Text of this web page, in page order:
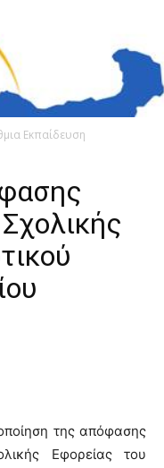
Εκπαίδευση
της απόφασης
Εφορείας του